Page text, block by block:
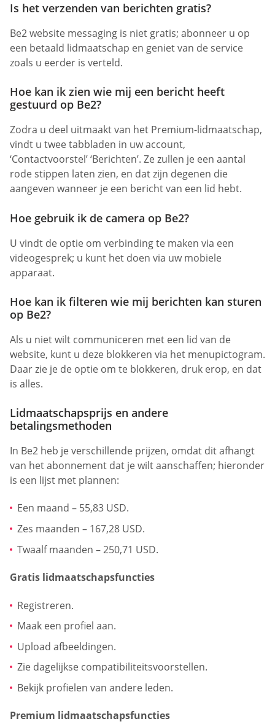
Is het verzenden van berichten gratis?
Be2 website messaging is niet gratis; abonneer u op
een betaald lidmaatschap en geniet van de service
zoals u eerder is verteld.
Hoe kan ik zien wie mij een bericht heeft
gestuurd op Be2?
Zodra u deel uitmaakt van het Premium-lidmaatschap,
vindt u twee tabbladen in uw account,
‘Contactvoorstel’ ‘Berichten’. Ze zullen je een aantal
rode stippen laten zien, en dat zijn degenen die
aangeven wanneer je een bericht van een lid hebt.
Hoe gebruik ik de camera op Be2?
U vindt de optie om verbinding te maken via een
videogesprek; u kunt het doen via uw mobiele
apparaat.
Hoe kan ik filteren wie mij berichten kan sturen
op Be2?
Als u niet wilt communiceren met een lid van de
website, kunt u deze blokkeren via het menupictogram.
Daar zie je de optie om te blokkeren, druk erop, en dat
is alles.
Lidmaatschapsprijs en andere
betalingsmethoden
In Be2 heb je verschillende prijzen, omdat dit afhangt
van het abonnement dat je wilt aanschaffen; hieronder
is een lijst met plannen:
Een maand – 55,83 USD.
Zes maanden – 167,28 USD.
Twaalf maanden – 250,71 USD.
Gratis lidmaatschapsfuncties
Registreren.
Maak een profiel aan.
Upload afbeeldingen.
Zie dagelijkse compatibiliteitsvoorstellen.
Bekijk profielen van andere leden.
Premium lidmaatschapsfuncties